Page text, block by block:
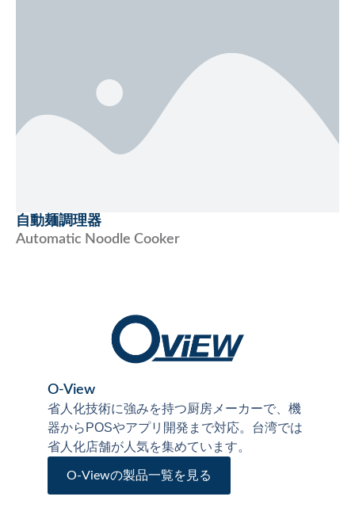
自動麺調理器
Automatic Noodle Cooker
O-View
省人化技術に強みを持つ厨房メーカーで、機
器からPOSやアプリ開発まで対応。台湾では
省人化店舗が人気を集めています。
O-Viewの製品一覧を見る